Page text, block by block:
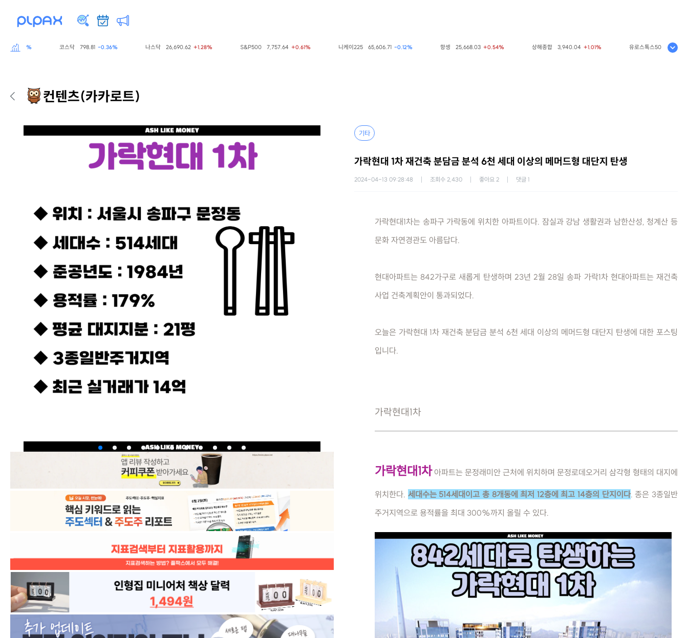
798.81 -0.36% 26,690.62 +1.28% S&P500 7,757.64 +0.61% 니케이225 65,606.71 -0.12% 25,668.03 +0.54% 상해종합 3,940.04 +1.01% 유로스톡스50 6,523.86
컨텐츠(카카로트)
기타
가락현대 1차 재건축 분담금 분석 6천 세대 이상의 메머드형 대단지 탄생
2024-04-13 09:28:48 조회수 2,430 좋아요 2 댓글 1
가락현대1차는 송파구 가락동에 위치한 아파트이다. 잠실과 강남 생활권과 남한산성, 청계산 등
문화 자연경관도 아름답다.
현대아파트는 842가구로 새롭게 탄생하며 23년 2월 28일 송파 가락1차 현대아파트는 재건축
사업 건축계획안이 통과되었다.
오늘은 가락현대 1차 재건축 분담금 분석 6천 세대 이상의 메머드형 대단지 탄생에 대한 포스팅
입니다.
가락현대1차
가락현대1차아파트는 문정래미안 근처에 위치하며 문정로데오거리 삼각형 형태의 대지에
위치한다. 세대수는 514세대이고 총 8개동에 최저 12층에 최고 14층의 단지이다. 종은 3종일반
주거지역으로 용적률을 최대 300%까지 올릴 수 있다.